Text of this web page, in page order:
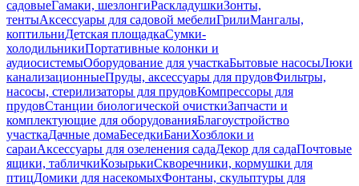
садовыеГамаки, шезлонгиРаскладушкиЗонты,
тентыАксессуары для садовой мебелиГрилиМангалы,
коптильниДетская площадкаСумки-
холодильникиПортативные колонки и
аудиосистемыОборудование для участкаБытовые насосыЛюки
канализационныеПруды, аксессуары для прудовФильтры,
насосы, стерилизаторы для прудовКомпрессоры для
прудовСтанции биологической очисткиЗапчасти и
комплектующие для оборудованияБлагоустройство
участкаДачные домаБеседкиБаниХозблоки и
сараиАксессуары для озеленения садаДекор для садаПочтовые
ящики, табличкиКозырькиСкворечники, кормушки для
птицДомики для насекомыхФонтаны, скульптуры для